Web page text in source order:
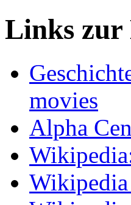
Links zur
movies
Alpha